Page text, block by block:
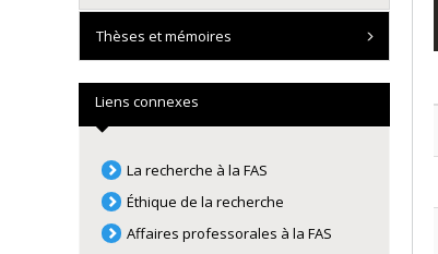
Thèses et mémoires
Liens connexes
La recherche à la FAS
Éthique de la recherche
Affaires professorales à la FAS